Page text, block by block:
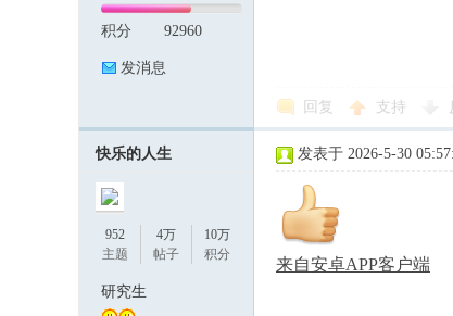
积分 92960
发消息
回复 支持
快乐的人生
952
主题
4万
帖子
10万
积分
研究生
发表于 2026-5-30
来自安卓APP客户端